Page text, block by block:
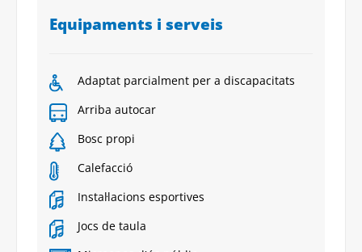
Equipaments i serveis
Adaptat parcialment per a discapacitats
Arriba autocar
Bosc propi
Calefacció
Instal·lacions esportives
Jocs de taula